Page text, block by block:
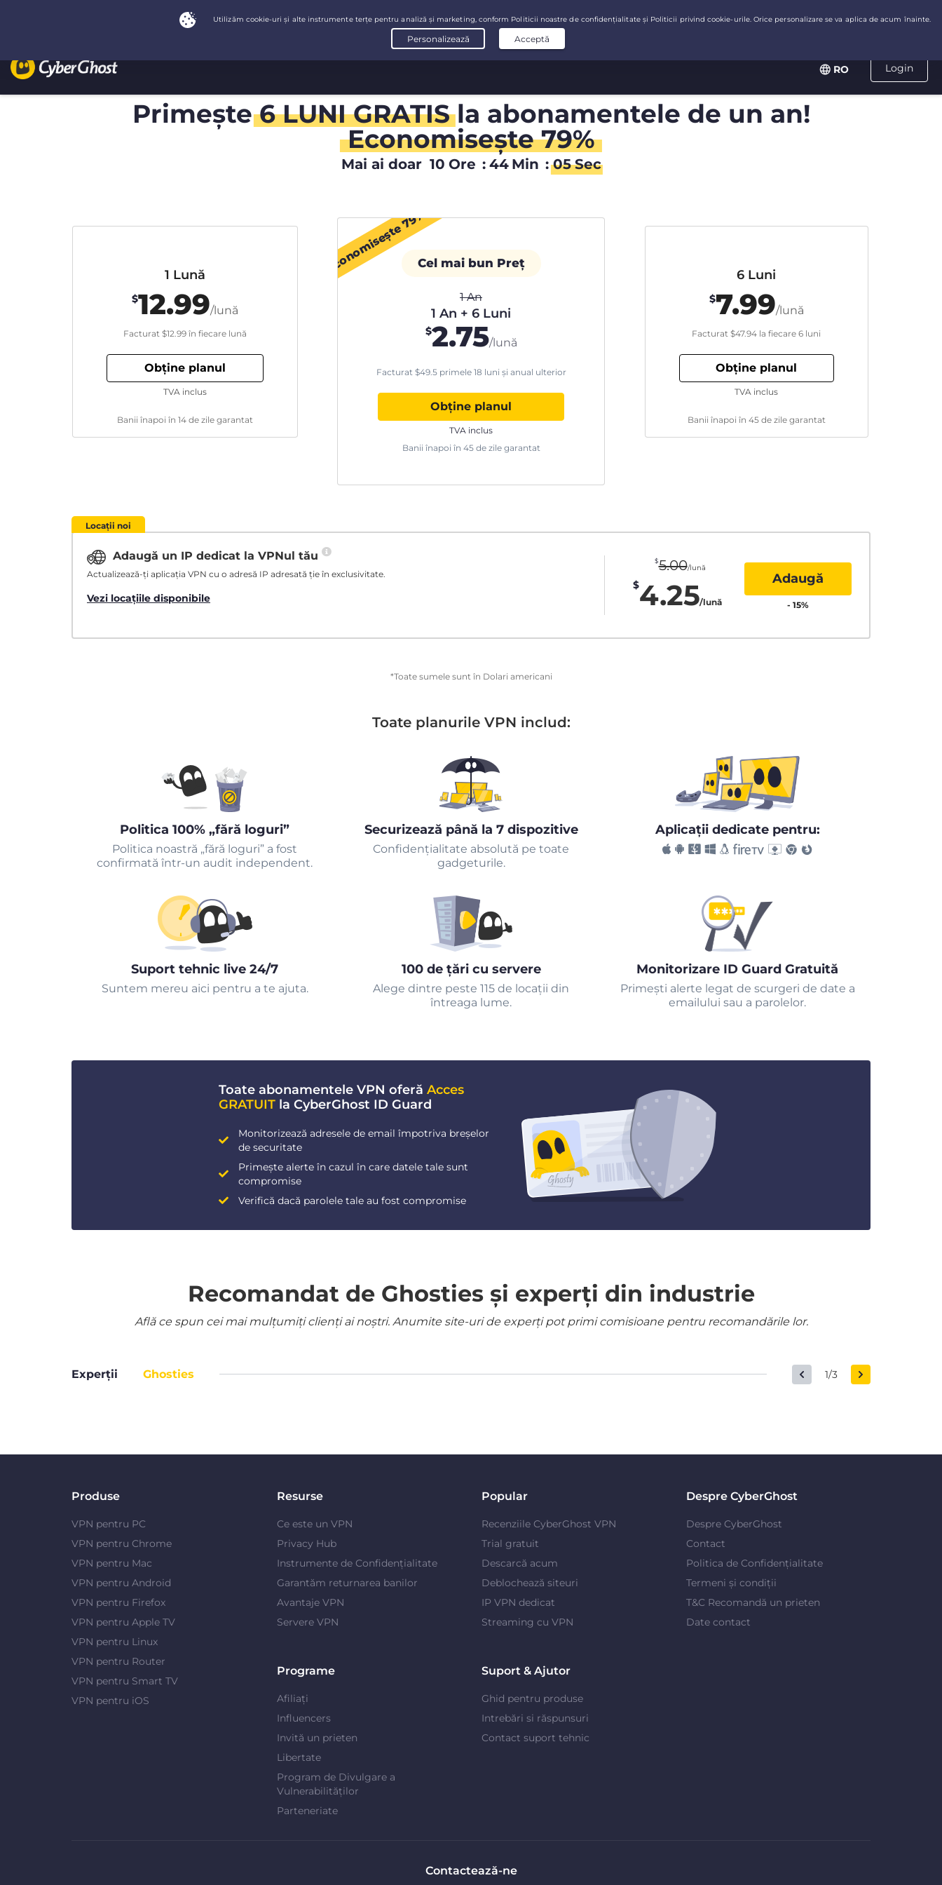
Login
RO
Primeşte6 LUNI GRATISla abonamentele de un an!
Economiseşte 79%
Mai ai doar 10 Ore : 44 Min : 04Sec
Economisește 79%Cel mai bun Preț
1 An
1 An + 6 Luni
$2.75/lună
Facturat $49.5primele 18 luni şi anual ulterior
Obține planul
TVA inclus
Banii înapoi în 45 de zile garantat
6 Luni
$7.99/lună
Facturat$47.94 la fiecare 6 luni
Obține planul
Banii înapoi în 45 de zile garantat
TVA inclus
1 Lună
$12.99/lună
Facturat $12.99 în fiecare lună
Obține planul
Banii înapoi în 14 de zile garantat
TVA inclus
Locații noi
Adaugă un IP dedicat la VPNul tău
Actualizează-ți aplicația VPN cu o adresă IP adresată ție în exclusivitate.
Vezi locațiile disponibile
$5.00/lună
$4.25/lună
Adaugă
- 15%
*Toate sumele sunt în Dolari americani
Toate planurile VPN includ:
Politica 100% „fără loguri”
Politica noastră „fără loguri” a fost
confirmată într-un audit independent.
Securizează până la 7 dispozitive
Confidențialitate absolută pe toate
gadgeturile.
Aplicaţii dedicate pentru:
Suport tehnic live 24/7
Suntem mereu aici pentru a te ajuta.
100 de țări cu servere
Alege dintre peste 115 de locații din
întreaga lume.
Monitorizare ID Guard Gratuită
Primeşti alerte legat de scurgeri de date a
emailului sau a parolelor.
Toate abonamentele VPN oferă Acces
GRATUIT la CyberGhost ID Guard
Monitorizează adresele de email împotriva breșelor
de securitate
Primește alerte în cazul în care datele tale sunt
compromise
Verifică dacă parolele tale au fost compromise
Recomandat de Ghosties și experți din industrie
Află ce spun cei mai mulțumiți clienți ai noștri. Anumite site-uri de experți pot primi comisioane pentru recomandările lor.
Experții Ghosties 1/3
Produse
VPN pentru PC
VPN pentru Chrome
VPN pentru Mac
VPN pentru Android
VPN pentru Firefox
VPN pentru Apple TV
VPN pentru Linux
VPN pentru Router
VPN pentru Smart TV
VPN pentru iOS
Resurse
Ce este un VPN
Privacy Hub
Instrumente de Confidențialitate
Garantăm returnarea banilor
Avantaje VPN
Servere VPN
Popular
Recenziile CyberGhost VPN
Trial gratuit
Descarcă acum
Deblochează siteuri
IP VPN dedicat
Streaming cu VPN
Despre CyberGhost
Despre CyberGhost
Contact
Politica de Confidențialitate
Termeni și condiții
T&C Recomandă un prieten
Date contact
Programe
Afiliați
Influencers
Invită un prieten
Libertate
Program de Divulgare a
Vulnerabilităților
Parteneriate
Suport & Ajutor
Ghid pentru produse
Intrebări si răspunsuri
Contact suport tehnic
Contactează-ne